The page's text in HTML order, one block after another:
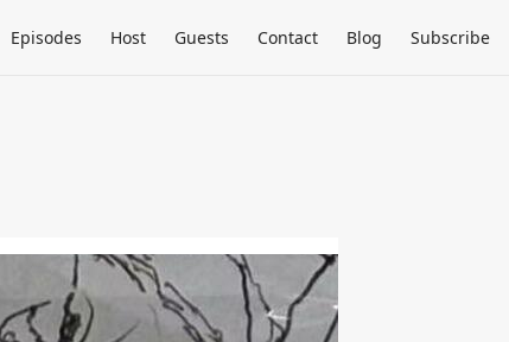
Episodes Host Guests Contact Blog Subscribe